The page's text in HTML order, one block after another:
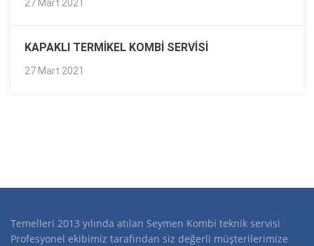
27 Mart 2021
KAPAKLI TERMIKEL KOMBI SERVISI
27 Mart 2021
Temelleri 2013 yılında atılan Seymen Kombi teknik servisi
Profesyonel ekibimiz tarafından siz değerli müşterilerimize